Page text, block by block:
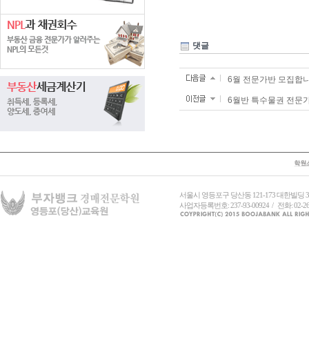
댓글
6월 전문가반 모집합
6월반 특수물권 전문
서울시 영등포구 당산동 121-173 대한빌
사업자등록번호: 237-93-00924 / 전화: 02-